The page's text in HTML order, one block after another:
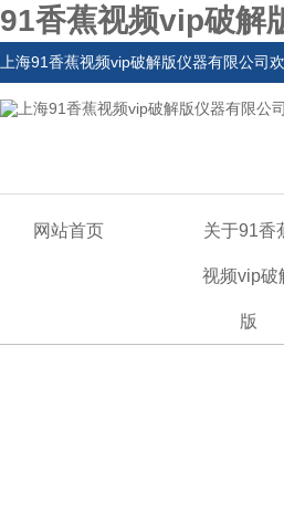
91香蕉视频vip破解
上海91香蕉视频vip破解版仪器有限公司欢
网站首页 关于91香
视频vip破
版